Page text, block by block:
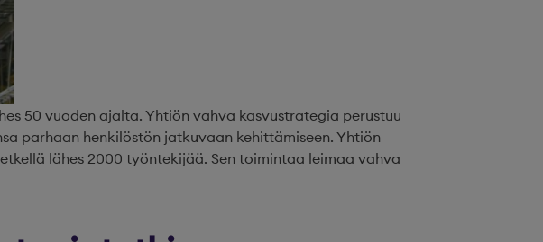
50 vuoden ajalta. Yhtiön vahva kasvustrategia perustuu
parhaan henkilöstön jatkuvaan kehittämiseen. Yhtiön
lähes 2000 työntekijää. Sen toimintaa leimaa vahva